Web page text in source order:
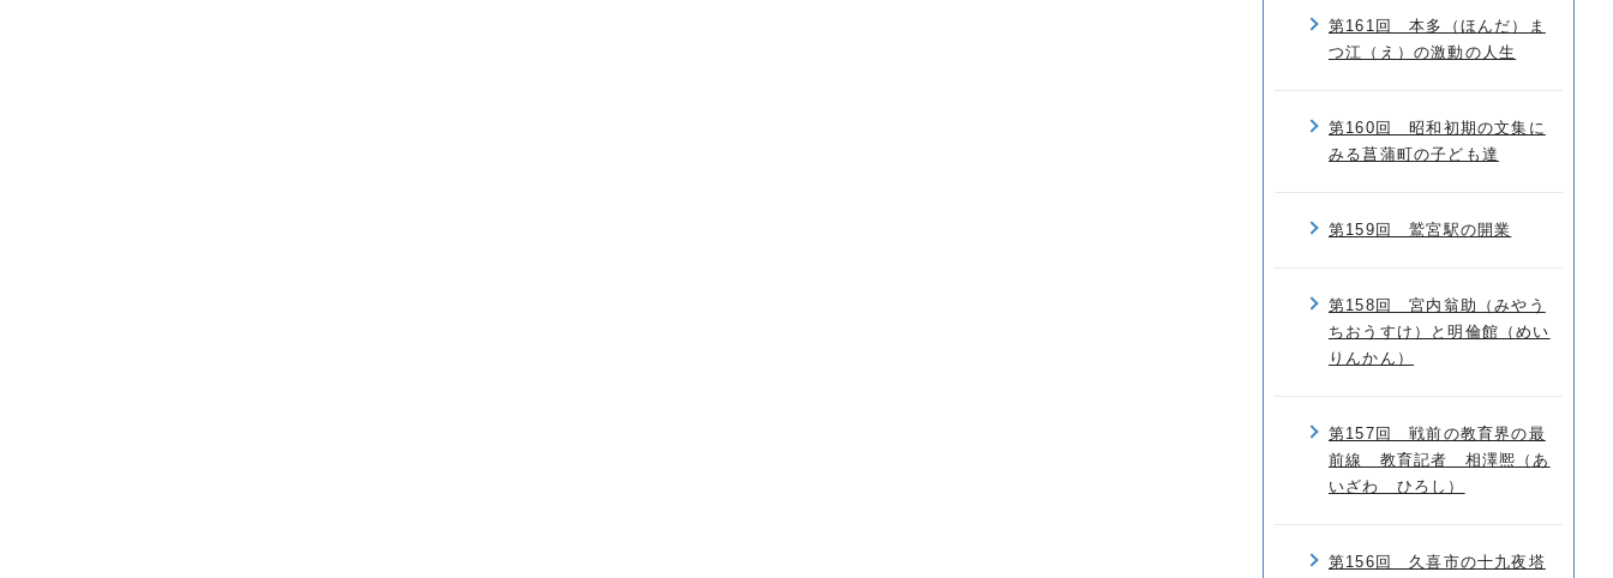
第161回 本多（ほんだ）ま
つ江（え）の激動の人生
第160回 昭和初期の文集に
みる菖蒲町の子ども達
第159回 鷲宮駅の開業
第158回 宮内翁助（みやう
ちおうすけ）と明倫館（めい
りんかん）
第157回 戦前の教育界の最
前線 教育記者 相澤熈（あ
いざわ ひろし）
第156回 久喜市の十九夜塔